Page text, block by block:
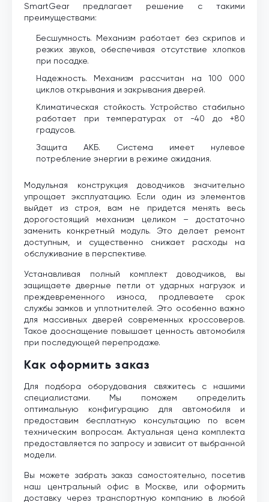
SmartGear предлагает решение с такими
преимуществами:
Бесшумность. Механизм работает без скрипов и
резких звуков, обеспечивая отсутствие хлопков
при посадке.
Надежность. Механизм рассчитан на 100 000
циклов открывания и закрывания дверей.
Климатическая стойкость. Устройство стабильно
работает при температурах от -40 до +80
градусов.
Защита АКБ. Система имеет нулевое
потребление энергии в режиме ожидания.
Модульная конструкция доводчиков значительно
упрощает эксплуатацию. Если один из элементов
выйдет из строя, вам не придется менять весь
дорогостоящий механизм целиком – достаточно
заменить конкретный модуль. Это делает ремонт
доступным, и существенно снижает расходы на
обслуживание в перспективе.
Устанавливая полный комплект доводчиков, вы
защищаете дверные петли от ударных нагрузок и
преждевременного износа, продлеваете срок
службы замков и уплотнителей. Это особенно важно
для массивных дверей современных кроссоверов.
Такое дооснащение повышает ценность автомобиля
при последующей перепродаже.
Как оформить заказ
Для подбора оборудования свяжитесь с нашими
специалистами. Мы поможем определить
оптимальную конфигурацию для автомобиля и
предоставим бесплатную консультацию по всем
техническим вопросам. Актуальная цена комплекта
предоставляется по запросу и зависит от выбранной
модели.
Вы можете забрать заказ самостоятельно, посетив
наш центральный офис в Москве, или оформить
доставку через транспортную компанию в любой